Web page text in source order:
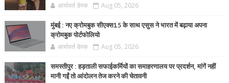
आर्यावर्त डेस्क Aug 05, 2026
मुंबई : नए क्रोमबुक सीएक्स15 के साथ एसुस ने भारत में बढ़ाया अपना
क्रोमबुक पोर्टफोलियो
आर्यावर्त डेस्क Aug 05, 2026
समस्तीपुर : हड़ताली सफाईकर्मियों का समाहरणालय पर प्रदर्शन, मांगें नहीं
मानी गईं तो आंदोलन तेज करने की चेतावनी